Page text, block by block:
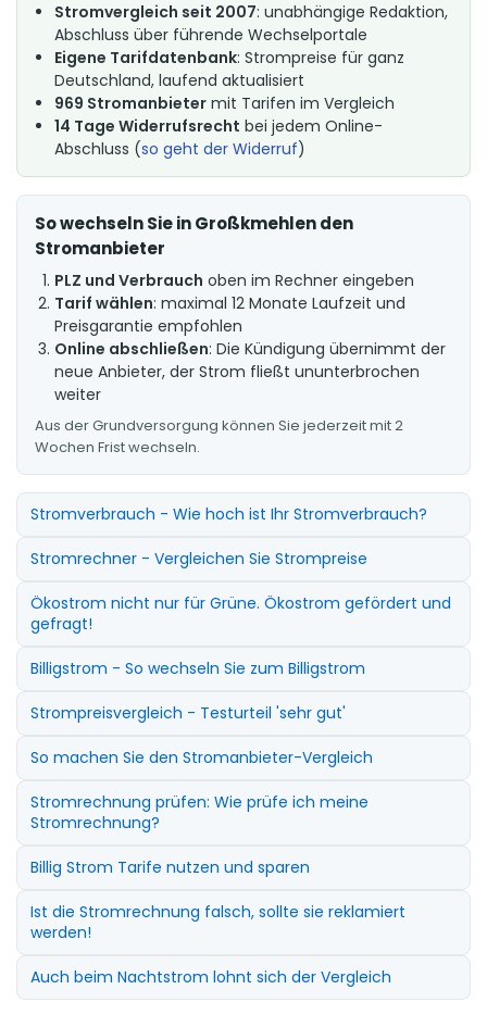
Stromvergleich seit 2007: unabhängige Redaktion,
Abschluss über führende Wechselportale
Eigene Tarifdatenbank: Strompreise für ganz
Deutschland, laufend aktualisiert
969 Stromanbieter mit Tarifen im Vergleich
14 Tage Widerrufsrecht bei jedem Online-
Abschluss (so geht der Widerruf)
So wechseln Sie in Großkmehlen den
Stromanbieter
PLZ und Verbrauch oben im Rechner eingeben
Tarif wählen: maximal 12 Monate Laufzeit und
Preisgarantie empfohlen
Online abschließen: Die Kündigung übernimmt der
neue Anbieter, der Strom fließt ununterbrochen
weiter
Aus der Grundversorgung können Sie jederzeit mit 2
Wochen Frist wechseln.
Stromverbrauch - Wie hoch ist Ihr Stromverbrauch?
Stromrechner - Vergleichen Sie Strompreise
Ökostrom nicht nur für Grüne. Ökostrom gefördert und
gefragt!
Billigstrom - So wechseln Sie zum Billigstrom
Strompreisvergleich - Testurteil 'sehr gut'
So machen Sie den Stromanbieter-Vergleich
Stromrechnung prüfen: Wie prüfe ich meine
Stromrechnung?
Billig Strom Tarife nutzen und sparen
Ist die Stromrechnung falsch, sollte sie reklamiert
werden!
Auch beim Nachtstrom lohnt sich der Vergleich